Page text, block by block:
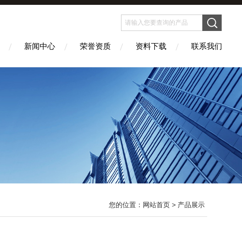
新闻中心 荣誉资质 资料下载 联系我们
您的位置： 网站首页 > 产品展示